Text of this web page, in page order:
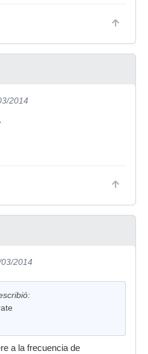
2014
2014
a la frecuencia de